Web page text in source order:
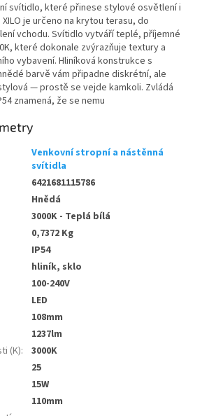
svítidlo, které přinese stylové osvětlení i
je určeno na krytou terasu, do
vchodu. Svítidlo vytváří teplé, příjemné
které dokonale zvýrazňuje textury a
vybavení. Hliníková konstrukce s
barvě vám připadne diskrétní, ale
— prostě se vejde kamkoli. Zvládá
znamená, že se nemu
Venkovní stropní a nástěnná
svítidla
6421681115786
Hnědá
3000K - Teplá bílá
0,7372 Kg
IP54
hliník, sklo
100-240V
LED
108mm
1237lm
(K):
3000K
25
15W
110mm